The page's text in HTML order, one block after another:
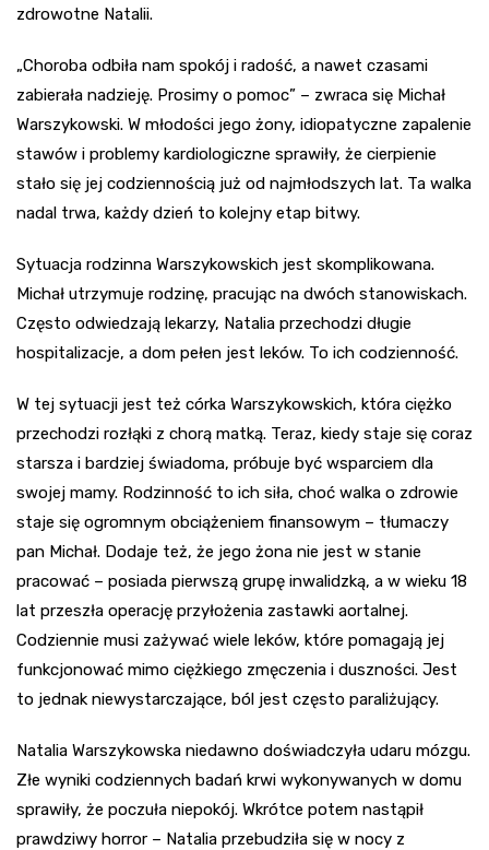
zdrowotne Natalii.
„Choroba odbiła nam spokój i radość, a nawet czasami
zabierała nadzieję. Prosimy o pomoc” – zwraca się Michał
Warszykowski. W młodości jego żony, idiopatyczne zapalenie
stawów i problemy kardiologiczne sprawiły, że cierpienie
stało się jej codziennością już od najmłodszych lat. Ta walka
nadal trwa, każdy dzień to kolejny etap bitwy.
Sytuacja rodzinna Warszykowskich jest skomplikowana.
Michał utrzymuje rodzinę, pracując na dwóch stanowiskach.
Często odwiedzają lekarzy, Natalia przechodzi długie
hospitalizacje, a dom pełen jest leków. To ich codzienność.
W tej sytuacji jest też córka Warszykowskich, która ciężko
przechodzi rozłąki z chorą matką. Teraz, kiedy staje się coraz
starsza i bardziej świadoma, próbuje być wsparciem dla
swojej mamy. Rodzinność to ich siła, choć walka o zdrowie
staje się ogromnym obciążeniem finansowym – tłumaczy
pan Michał. Dodaje też, że jego żona nie jest w stanie
pracować – posiada pierwszą grupę inwalidzką, a w wieku 18
lat przeszła operację przyłożenia zastawki aortalnej.
Codziennie musi zażywać wiele leków, które pomagają jej
funkcjonować mimo ciężkiego zmęczenia i duszności. Jest
to jednak niewystarczające, ból jest często paraliżujący.
Natalia Warszykowska niedawno doświadczyła udaru mózgu.
Złe wyniki codziennych badań krwi wykonywanych w domu
sprawiły, że poczuła niepokój. Wkrótce potem nastąpił
prawdziwy horror – Natalia przebudziła się w nocy z